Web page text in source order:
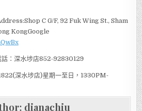
C G/F, 92 Fuk Wing St., Sham
KongGoogle
話：深水埗店852-92830129
深水埗店)星期一至日，1330PM-
dianachiu